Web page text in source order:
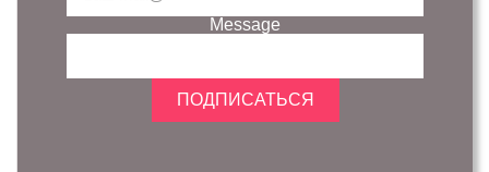
Message
ПОДПИСАТЬСЯ